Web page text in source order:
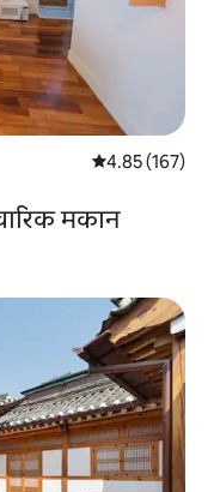
औसत रेटिंग 5 में से
4.85 (167)
मकान